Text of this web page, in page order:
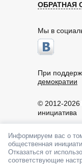
© 2012-2026
инициатива
По
info@roi.ru
8-800-200-
ОБРАТНАЯ
Мы в
При
демократии
Информируем вас о
общественная
Отказаться от
соответствующие